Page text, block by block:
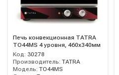
Печь конвекционная TATRA
TO44MS 4 уровня, 460х340мм
Код: 30278
Производитель: TATRA
Модель: TO44MS